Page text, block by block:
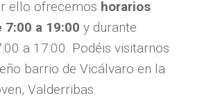
ello ofrecemos horarios
a 19:00 y durante
a 17:00. Podéis visitarnos
barrio de Vicálvaro en la
Valderribas.